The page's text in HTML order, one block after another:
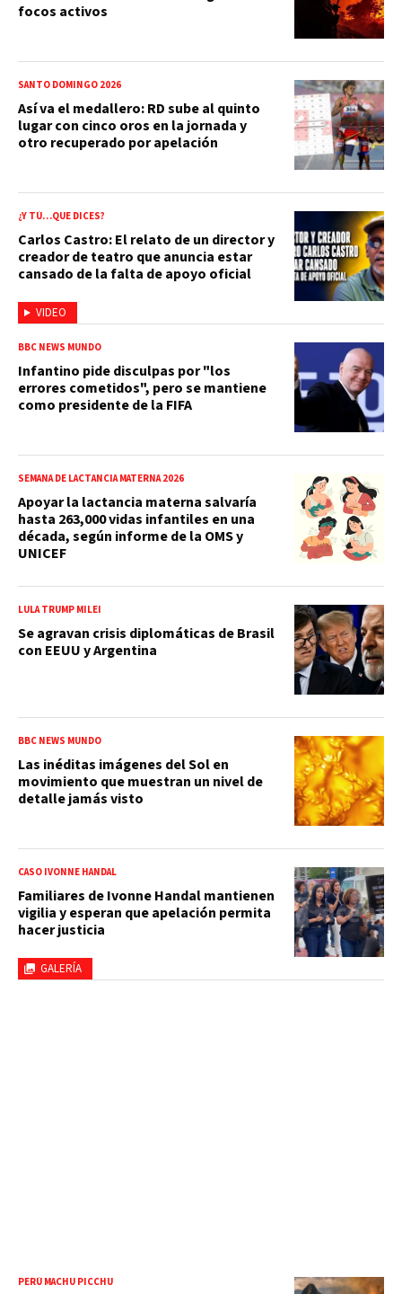
focos activos
SANTO DOMINGO 2026
Así va el medallero: RD sube al quinto
lugar con cinco oros en la jornada y
otro recuperado por apelación
VIDEO
¿Y TÚ…QUE DICES?
Carlos Castro: El relato de un director y
creador de teatro que anuncia estar
cansado de la falta de apoyo oficial
BBC NEWS MUNDO
Infantino pide disculpas por "los
errores cometidos", pero se mantiene
como presidente de la FIFA
SEMANA DE LACTANCIA MATERNA 2026
Apoyar la lactancia materna salvaría
hasta 263,000 vidas infantiles en una
década, según informe de la OMS y
UNICEF
LULA TRUMP MILEI
Se agravan crisis diplomáticas de Brasil
con EEUU y Argentina
BBC NEWS MUNDO
Las inéditas imágenes del Sol en
movimiento que muestran un nivel de
detalle jamás visto
GALERÍA
CASO IVONNE HANDAL
Familiares de Ivonne Handal mantienen
vigilia y esperan que apelación permita
hacer justicia
PERÚ MACHU PICCHU